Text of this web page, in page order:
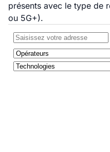
présents avec le type de
ou 5G+).